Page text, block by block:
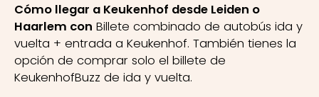
Cómo llegar a Keukenhof desde Leiden o
Haarlem con Billete combinado de autobús ida y
vuelta + entrada a Keukenhof. También tienes la
opción de comprar solo el billete de
KeukenhofBuzz de ida y vuelta.